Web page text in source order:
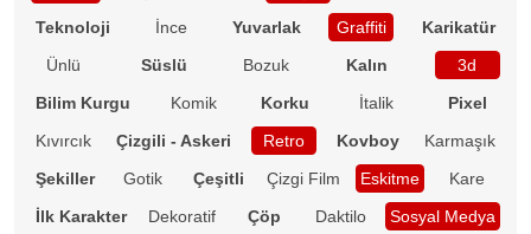
Teknoloji
İnce Yuvarlak Graffiti
Karikatür
Ünlü
Süslü Bozuk Kalın
3d
Bilim Kurgu
Komik Korku İtalik
Pixel
Kıvırcık
Çizgili - Askeri Retro Kovboy
Karmaşık
Şekiller
Gotik Çeşitli Çizgi Film Eskitme
Kare
İlk Karakter
Dekoratif Çöp Daktilo
Sosyal Medya